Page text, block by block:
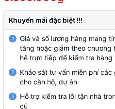
Khuyến mãi đặc biệt !!!
1
Giá và số lượng hàng mang
tăng hoặc giảm theo chương
hệ trực tiếp để kiểm tra
2
Khảo sát tư vấn miễn phí
cho căn hộ, dự án
3
Hỗ trợ kiểm tra lỗi tận nhà
cũ